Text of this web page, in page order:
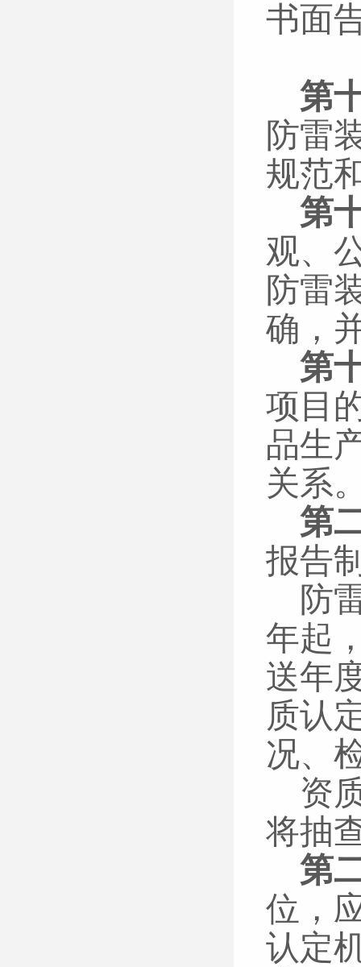
书面
第
防雷
规范
第
观、
防雷
确，
第
项目
品生
关系
第
报告
防
年起
送年
质认
况、
资
将抽
第
位，
认定